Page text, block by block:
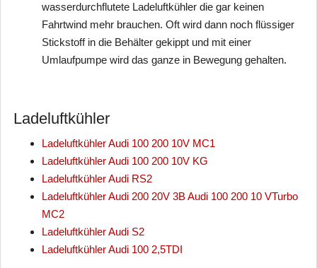
wasserdurchflutete Ladeluftkühler die gar keinen
Fahrtwind mehr brauchen. Oft wird dann noch flüssiger
Stickstoff in die Behälter gekippt und mit einer
Umlaufpumpe wird das ganze in Bewegung gehalten.
Ladeluftkühler
Ladeluftkühler Audi 100 200 10V MC1
Ladeluftkühler Audi 100 200 10V KG
Ladeluftkühler Audi RS2
Ladeluftkühler Audi 200 20V 3B Audi 100 200 10 VTurbo
MC2
Ladeluftkühler Audi S2
Ladeluftkühler Audi 100 2,5TDI